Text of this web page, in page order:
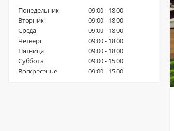
Понедельник
09:00 - 18:00
Вторник
09:00 - 18:00
Среда
09:00 - 18:00
Четверг
09:00 - 18:00
Пятница
09:00 - 18:00
Суббота
09:00 - 15:00
Воскресенье
09:00 - 15:00